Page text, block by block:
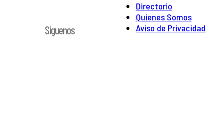
Directorio
Quienes Somos
Aviso de Privacidad
Síguenos